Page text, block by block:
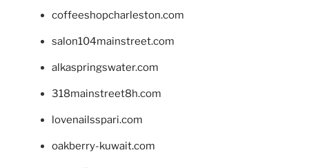
coffeeshopcharleston.com
salon104mainstreet.com
alkaspringswater.com
318mainstreet8h.com
lovenailsspari.com
oakberry-kuwait.com